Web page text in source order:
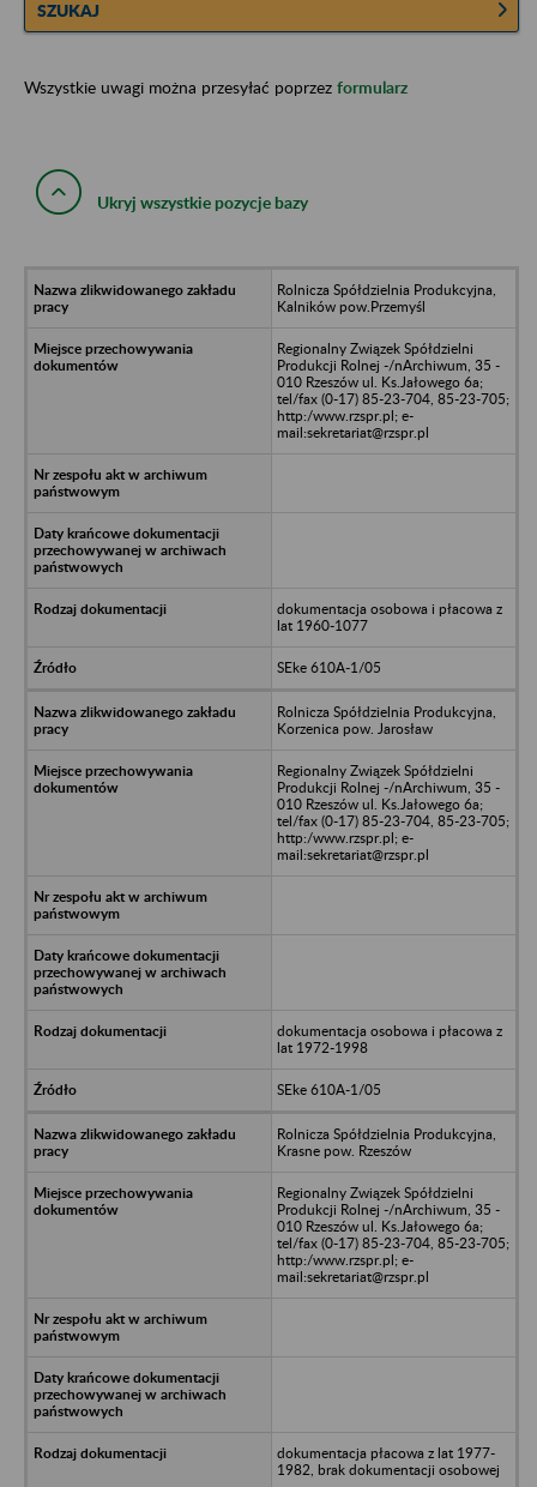
SZUKAJ
Wszystkie uwagi można przesyłać poprzez formularz
Ukryj wszystkie pozycje bazy
Rolnicza Spółdzielnia Produkcyjna,
Kalników pow.Przemyśl
Regionalny Związek Spółdzielni
Produkcji Rolnej -/nArchiwum, 35 -
010 Rzeszów ul. Ks.Jałowego 6a;
tel/fax (0-17) 85-23-704, 85-23-705;
http:/www.rzspr.pl; e-
mail:sekretariat@rzspr.pl
dokumentacja osobowa i płacowa z
lat 1960-1077
SEke 610A-1/05
Rolnicza Spółdzielnia Produkcyjna,
Korzenica pow. Jarosław
Regionalny Związek Spółdzielni
Produkcji Rolnej -/nArchiwum, 35 -
010 Rzeszów ul. Ks.Jałowego 6a;
tel/fax (0-17) 85-23-704, 85-23-705;
http:/www.rzspr.pl; e-
mail:sekretariat@rzspr.pl
dokumentacja osobowa i płacowa z
lat 1972-1998
SEke 610A-1/05
Rolnicza Spółdzielnia Produkcyjna,
Krasne pow. Rzeszów
Regionalny Związek Spółdzielni
Produkcji Rolnej -/nArchiwum, 35 -
010 Rzeszów ul. Ks.Jałowego 6a;
tel/fax (0-17) 85-23-704, 85-23-705;
http:/www.rzspr.pl; e-
mail:sekretariat@rzspr.pl
dokumentacja płacowa z lat 1977-
1982, brak dokumentacji osobowej